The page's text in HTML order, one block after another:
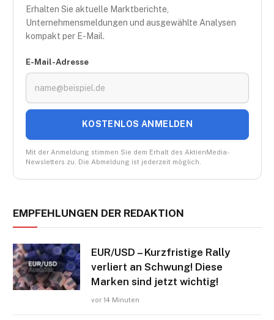
Erhalten Sie aktuelle Marktberichte,
Unternehmensmeldungen und ausgewählte Analysen
kompakt per E-Mail.
E-Mail-Adresse
KOSTENLOS ANMELDEN
Mit der Anmeldung stimmen Sie dem Erhalt des AktienMedia-
Newsletters zu. Die Abmeldung ist jederzeit möglich.
EMPFEHLUNGEN DER REDAKTION
EUR/USD – Kurzfristige Rally
verliert an Schwung! Diese
Marken sind jetzt wichtig!
vor 14 Minuten